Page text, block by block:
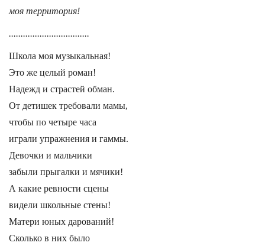
моя территория!
..................................
Школа моя музыкальная!
Это же целый роман!
Надежд и страстей обман.
От детишек требовали мамы,
чтобы по четыре часа
играли упражнения и гаммы.
Девочки и мальчики
забыли прыгалки и мячики!
А какие ревности сцены
видели школьные стены!
Матери юных дарований!
Сколько в них было